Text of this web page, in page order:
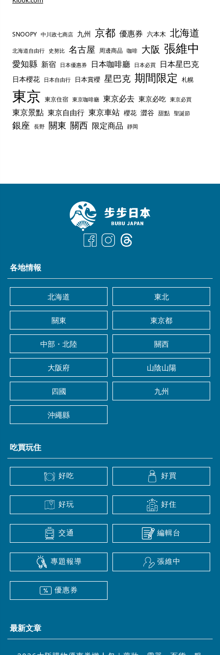
SNOOPY 中川政七商店 九州 京都 優惠券 六本木 北海道
北海道自由行 史努比 名古屋 周邊商品 咖啡 大阪 張維中
愛知縣 新宿 日本優惠券 日本咖啡廳 日本必買 日本星巴克
日本櫻花 日本自由行 日本賞櫻 星巴克 期間限定 札幌
東京 東京住宿 東京咖啡廳 東京必去 東京必吃 東京必買
東京景點 東京自由行 東京車站 櫻花 澀谷 甜點 聖誕節
銀座 長野 關東 關西 限定商品 靜岡
各地情報
北海道 東北
關東 東京都
中部・北陸 關西
大阪府 山陰山陽
四國 九州
沖繩縣
吃買玩住
好吃 好買
好玩 好住
交通 編輯台
專題報導 張維中
優惠券
最新文章